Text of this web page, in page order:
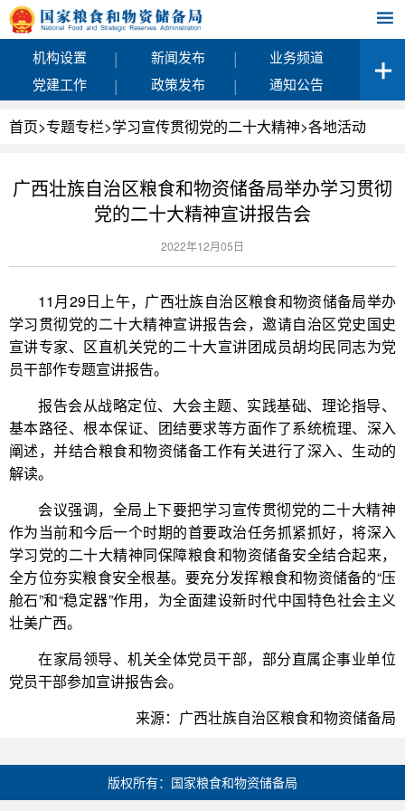
机构设置 | 新闻发布 |
业务频道
党建工作
| 政策发布 | 通知公告
首页>专题专栏>学习宣传贯彻党的二十大精神>各地活动
广西壮族自治区粮食和物资储备局举办学习贯彻
党的二十大精神宣讲报告会
2022年12月05日
11月29日上午，广西壮族自治区粮食和物资储备局举办
学习贯彻党的二十大精神宣讲报告会，邀请自治区党史国史
宣讲专家、区直机关党的二十大宣讲团成员胡均民同志为党
员干部作专题宣讲报告。
报告会从战略定位、大会主题、实践基础、理论指导、
基本路径、根本保证、团结要求等方面作了系统梳理、深入
阐述，并结合粮食和物资储备工作有关进行了深入、生动的
解读。
会议强调，全局上下要把学习宣传贯彻党的二十大精神
作为当前和今后一个时期的首要政治任务抓紧抓好，将深入
学习党的二十大精神同保障粮食和物资储备安全结合起来，
全方位夯实粮食安全根基。要充分发挥粮食和物资储备的“压
舱石”和“稳定器”作用，为全面建设新时代中国特色社会主义
壮美广西。
在家局领导、机关全体党员干部，部分直属企事业单位
党员干部参加宣讲报告会。
来源：广西壮族自治区粮食和物资储备局
版权所有：国家粮食和物资储备局